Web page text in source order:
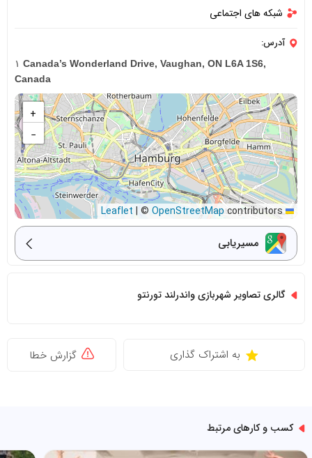
شبکه های اجتماعی
آدرس:
۱ Canada’s Wonderland Drive, Vaughan, ON L6A 1S6,
Canada
+
−
Leaflet
| © OpenStreetMapcontributors
مسیریابی
گالری تصاویر شهربازی واندرلند تورنتو
به اشتراک گذاری گزارش خطا
کسب و کارهای مرتبط